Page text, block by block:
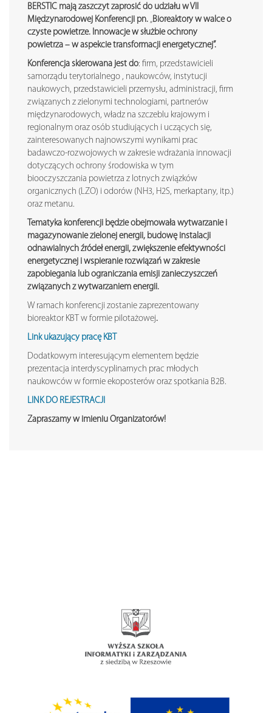
BERSTIC mają zaszczyt zaprosić do udziału w VII
Międzynarodowej Konferencji pn. „Bioreaktory w walce o
czyste powietrze. Innowacje w służbie ochrony
powietrza – w aspekcie transformacji energetycznej”.
Konferencja skierowana jest do: firm, przedstawicieli
samorządu terytorialnego , naukowców, instytucji
naukowych, przedstawicieli przemysłu, administracji, firm
związanych z zielonymi technologiami, partnerów
międzynarodowych, władz na szczeblu krajowym i
regionalnym oraz osób studiujących i uczących się,
zainteresowanych najnowszymi wynikami prac
badawczo-rozwojowych w zakresie wdrażania innowacji
dotyczących ochrony środowiska w tym
biooczyszczania powietrza z lotnych związków
organicznych (LZO) i odorów (NH3, H2S, merkaptany, itp.)
oraz metanu.
Tematyka konferencji będzie obejmowała wytwarzanie i
magazynowanie zielonej energii, budowę instalacji
odnawialnych źródeł energii, zwiększenie efektywności
energetycznej i wspieranie rozwiązań w zakresie
zapobiegania lub ograniczania emisji zanieczyszczeń
związanych z wytwarzaniem energii.
W ramach konferencji zostanie zaprezentowany
bioreaktor KBT w formie pilotażowej.
Link ukazujący pracę KBT
Dodatkowym interesującym elementem będzie
prezentacja interdyscyplinarnych prac młodych
naukowców w formie ekoposterów oraz spotkania B2B.
LINK DO REJESTRACJI
Zapraszamy w imieniu Organizatorów!